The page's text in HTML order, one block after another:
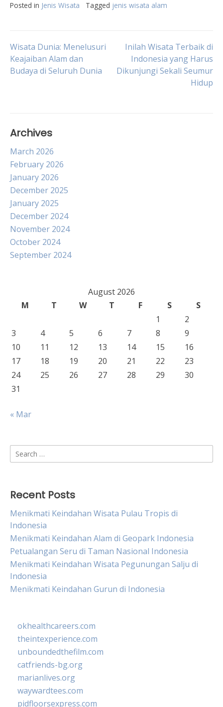
Posted in Jenis Wisata Tagged jenis wisata alam
Post
navigation
Wisata Dunia: Menelusuri
Keajaiban Alam dan
Budaya di Seluruh Dunia
Inilah Wisata Terbaik di
Indonesia yang Harus
Dikunjungi Sekali Seumur
Hidup
Archives
March 2026
February 2026
January 2026
December 2025
January 2025
December 2024
November 2024
October 2024
September 2024
August 2026
M
T W T F S
S
1
2
3
4 5 6 7 8
9
10
11 12 13 14 15
16
17
18 19 20 21 22
23
24
25 26 27 28 29
30
31
« Mar
Search
for:
Recent Posts
Menikmati Keindahan Wisata Pulau Tropis di
Indonesia
Menikmati Keindahan Alam di Geopark Indonesia
Petualangan Seru di Taman Nasional Indonesia
Menikmati Keindahan Wisata Pegunungan Salju di
Indonesia
Menikmati Keindahan Gurun di Indonesia
okhealthcareers.com
theintexperience.com
unboundedthefilm.com
catfriends-bg.org
marianlives.org
waywardtees.com
pidfloorsexpress.com